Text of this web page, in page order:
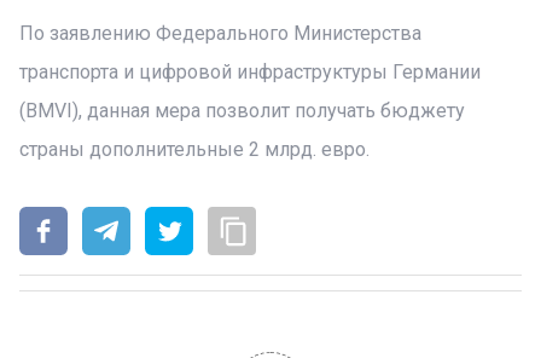
По заявлению Федерального Министерства
транспорта и цифровой инфраструктуры Германии
(BMVI), данная мера позволит получать бюджету
страны дополнительные 2 млрд. евро.